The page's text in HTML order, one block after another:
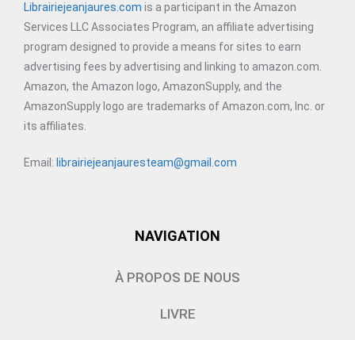
Librairiejeanjaures.com is a participant in the Amazon
Services LLC Associates Program, an affiliate advertising
program designed to provide a means for sites to earn
advertising fees by advertising and linking to amazon.com.
Amazon, the Amazon logo, AmazonSupply, and the
AmazonSupply logo are trademarks of Amazon.com, Inc. or
its affiliates.
Email: librairiejeanjauresteam@gmail.com
NAVIGATION
À PROPOS DE NOUS
LIVRE